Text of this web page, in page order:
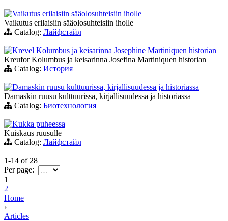
Vaikutus erilaisiin sääolosuhteisiin iholle
Vaikutus erilaisiin sääolosuhteisiin iholle
Catalog: Лайфстайл
Krevel Kolumbus ja keisarinna Josephine Martiniquen historian
Kreufor Kolumbus ja keisarinna Josefina Martiniquen historian
Catalog: История
Damaskin ruusu kulttuurissa, kirjallisuudessa ja historiassa
Damaskin ruusu kulttuurissa, kirjallisuudessa ja historiassa
Catalog: Биотехнология
Kukka puheessa
Kuiskaus ruusulle
Catalog: Лайфстайл
1-14 of28
Per page:
1
2
Home
›
Articles